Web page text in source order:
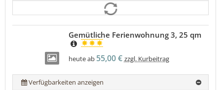
Gemütliche Ferienwohnung 3, 25 qm
heute ab 55,00 € zzgl. Kurbeitrag
Verfügbarkeiten anzeigen